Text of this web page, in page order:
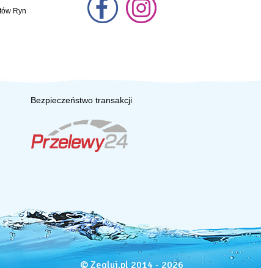
Ryn
Bezpieczeństwo transakcji
© Zegluj.pl 2014 - 2026